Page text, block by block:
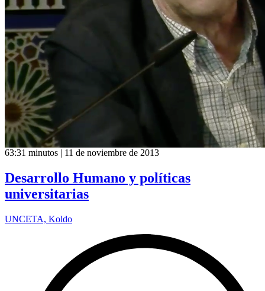
63:31 minutos | 11 de noviembre de 2013
Desarrollo Humano y políticas
universitarias
UNCETA, Koldo